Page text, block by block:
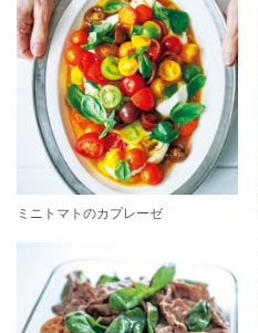
ミニトマトのカプレーゼ